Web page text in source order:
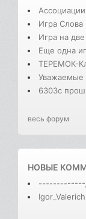
Игра Слова
Игра на
Еще одна
ТЕРЕМОК-
Уважаемые
6303с
весь форум
НОВЫЕ
-------------